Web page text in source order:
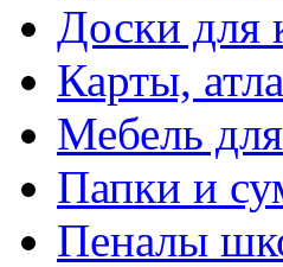
Доски для
Карты,
Мебель
Папки и
Пеналы